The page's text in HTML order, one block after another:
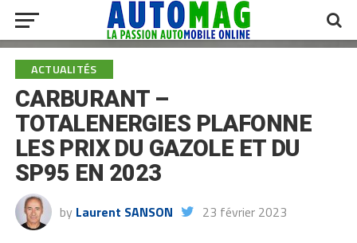
ACTUALITÉS
CARBURANT –
TOTALENERGIES PLAFONNE
LES PRIX DU GAZOLE ET DU
SP95 EN 2023
by Laurent SANSON 23 février 2023